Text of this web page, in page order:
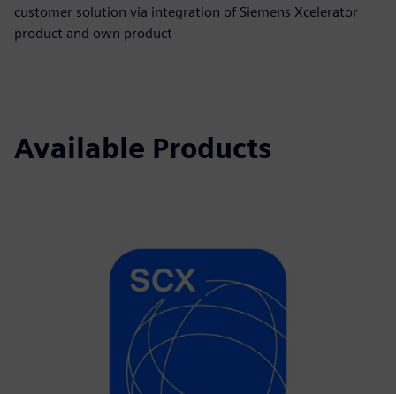
customer solution via integration of Siemens Xcelerator
product and own product
Available Products